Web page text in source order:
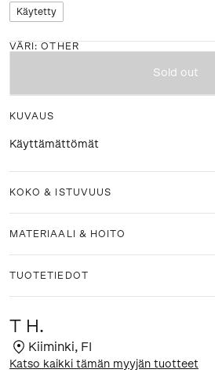
Käytetty
VÄRI :OTHER
Sold out
KUVAUS
Käyttämättömät
KOKO & ISTUVUUS
MATERIAALI & HOITO
TUOTETIEDOT
T H.
Kiiminki, FI
Katso kaikki tämän myyjän tuotteet